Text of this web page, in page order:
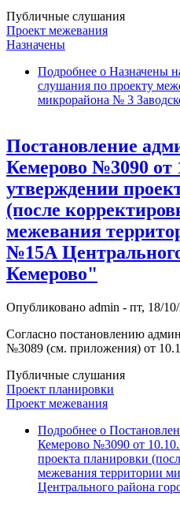
Публичные слушания
Проект межевания
Назначены
Подробнее о Назначены
слушания по проекту
микрорайона № 3
Постановление
Кемерово №3090 от
утверждении
(после
межевания
№15А
Кемерово"
Опубликовано admin - пт, 18/
Согласно постановлению
№3089 (см. приложения) от
Публичные слушания
Проект планировки
Проект межевания
Подробнее о
Кемерово №3090 от
проекта планировки
межевания территории
Центрального района